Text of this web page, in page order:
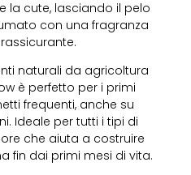
la cute, lasciando il pelo
con una fragranza
naturali da agricoltura
è perfetto per i primi
frequenti, anche su
Ideale per tutti i tipi di
che aiuta a costruire
fin dai primi mesi di vita.